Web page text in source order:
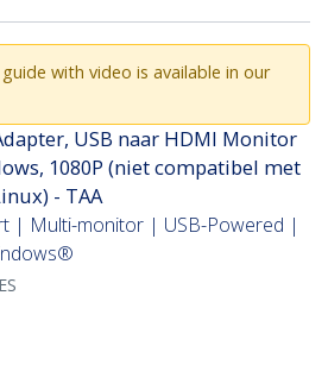
with video is available in our
USB naar HDMI Monitor
1080P (niet compatibel met
- TAA
| Multi-monitor | USB-Powered |